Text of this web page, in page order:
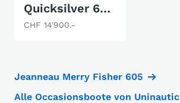
Quicksilver 620 Pilothouse
CHF 14'900.-
Jeanneau Merry Fisher 605
Alle Occasionsboote von Uninautic